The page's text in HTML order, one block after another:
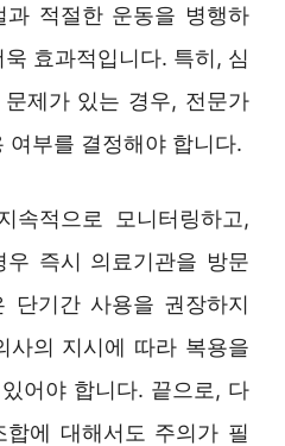
적절한 운동을 병행하
효과적입니다. 특히, 심
제가 있는 경우, 전문가
여부를 결정해야 합니다.
속적으로 모니터링하고,
즉시 의료기관을 방문
단기간 사용을 권장하지
사의 지시에 따라 복용을
어야 합니다. 끝으로, 다
에 대해서도 주의가 필